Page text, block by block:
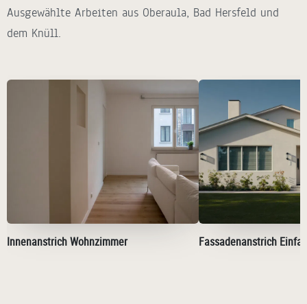
Ausgewählte Arbeiten aus Oberaula, Bad Hersfeld und
dem Knüll.
Innenanstrich Wohnzimmer Fassadenanstrich